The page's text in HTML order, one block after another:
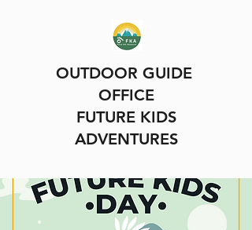
OUTDOOR GUIDE
OFFICE
FUTURE KIDS
ADVENTURES